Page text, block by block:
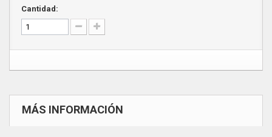
Cantidad:
MÁS INFORMACIÓN